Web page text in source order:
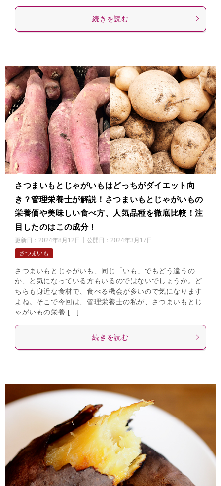
続きを読む
さつまいもとじゃがいもはどっちがダイエット向
き？管理栄養士が解説！さつまいもとじゃがいもの
栄養価や美味しい食べ方、人気品種を徹底比較！注
目したのはこの成分！
更新日： 2024年8月12日 公開日： 2024年3月17日
さつまいも
さつまいもとじゃがいも、同じ「いも」でもどう違うの
か、と気になっている方もいるのではないでしょうか。ど
ちらも身近な食材で、食べる機会が多いので気になります
よね。そこで今回は、管理栄養士の私が、さつまいもとじ
ゃがいもの栄養 […]
続きを読む